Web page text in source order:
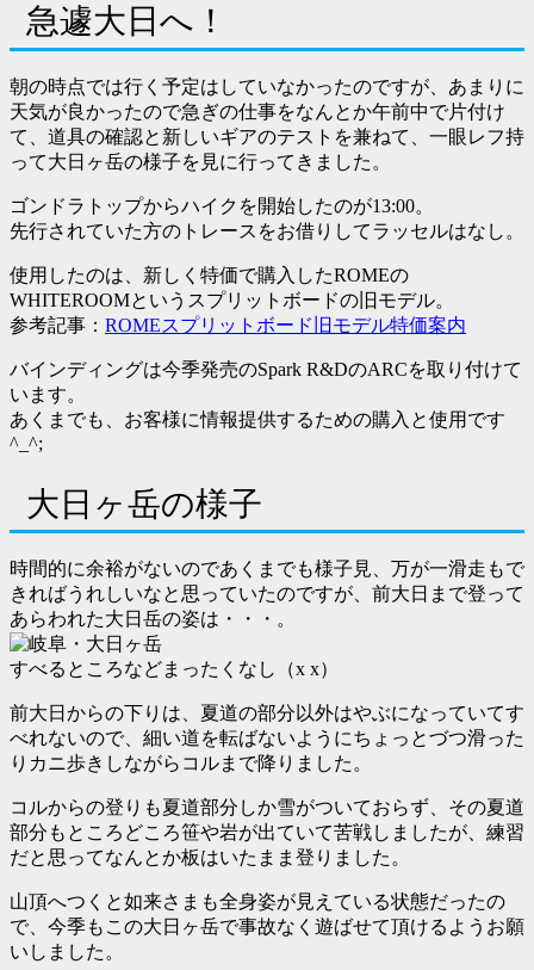
急遽大日へ！
朝の時点では行く予定はしていなかったのですが、あまりに
天気が良かったので急ぎの仕事をなんとか午前中で片付け
て、道具の確認と新しいギアのテストを兼ねて、一眼レフ持
って大日ヶ岳の様子を見に行ってきました。
ゴンドラトップからハイクを開始したのが13:00。
先行されていた方のトレースをお借りしてラッセルはなし。
使用したのは、新しく特価で購入したROMEの
WHITEROOMというスプリットボードの旧モデル。
参考記事： ROMEスプリットボード旧モデル特価案内
バインディングは今季発売のSpark R&DのARCを取り付けて
います。
あくまでも、お客様に情報提供するための購入と使用です
^_^;
大日ヶ岳の様子
時間的に余裕がないのであくまでも様子見、万が一滑走もで
きればうれしいなと思っていたのですが、前大日まで登って
あらわれた大日岳の姿は・・・。
すべるところなどまったくなし（x x）
前大日からの下りは、夏道の部分以外はやぶになっていてす
べれないので、細い道を転ばないようにちょっとづつ滑った
りカニ歩きしながらコルまで降りました。
コルからの登りも夏道部分しか雪がついておらず、その夏道
部分もところどころ笹や岩が出ていて苦戦しましたが、練習
だと思ってなんとか板はいたまま登りました。
山頂へつくと如来さまも全身姿が見えている状態だったの
で、今季もこの大日ヶ岳で事故なく遊ばせて頂けるようお願
いしました。